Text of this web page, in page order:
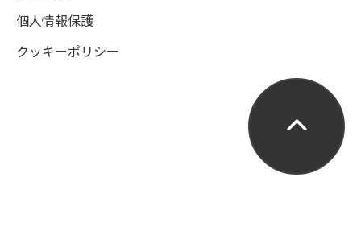
個人情報保護
クッキーポリシー